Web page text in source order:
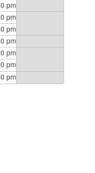
pm
pm
pm
pm
pm
pm
pm